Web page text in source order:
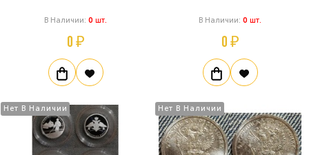
В Наличии: 0 Шт.
0 ₽
В Наличии: 0 Шт.
0 ₽
Нет В Наличии Нет В Наличии